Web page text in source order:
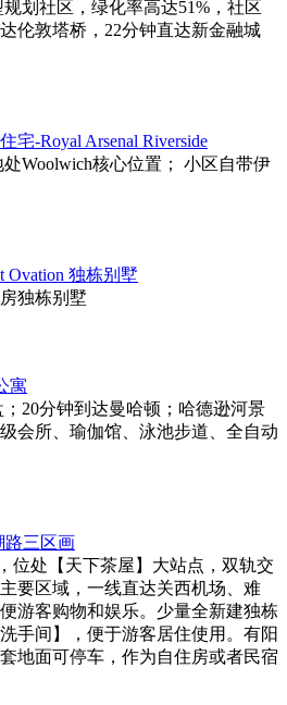
划社区，绿化率高达51%，社区
伦敦塔桥，22分钟直达新金融城
宅-Royal Arsenal Riverside
Woolwich核心位置； 小区自带伊
Ovation 独栋别墅
独栋别墅
寓
20分钟到达曼哈顿；哈德逊河景
会所、瑜伽馆、泳池步道、全自动
路三区画
位处【天下茶屋】大站点，双轨交
要区域，一线直达关西机场、难
游客购物和娱乐。少量全新建独栋
手间】，便于游客居住使用。有阳
地面可停车，作为自住房或者民宿